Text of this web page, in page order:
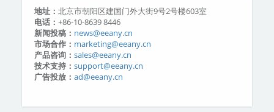
地址： 北京市朝阳区建国门外大街9号2号楼603室
电话： +86-10-8639 8446
新闻投稿： news@eeany.cn
市场合作： marketing@eeany.cn
产品咨询： sales@eeany.cn
技术支持： support@eeany.cn
广告投放： ad@eeany.cn